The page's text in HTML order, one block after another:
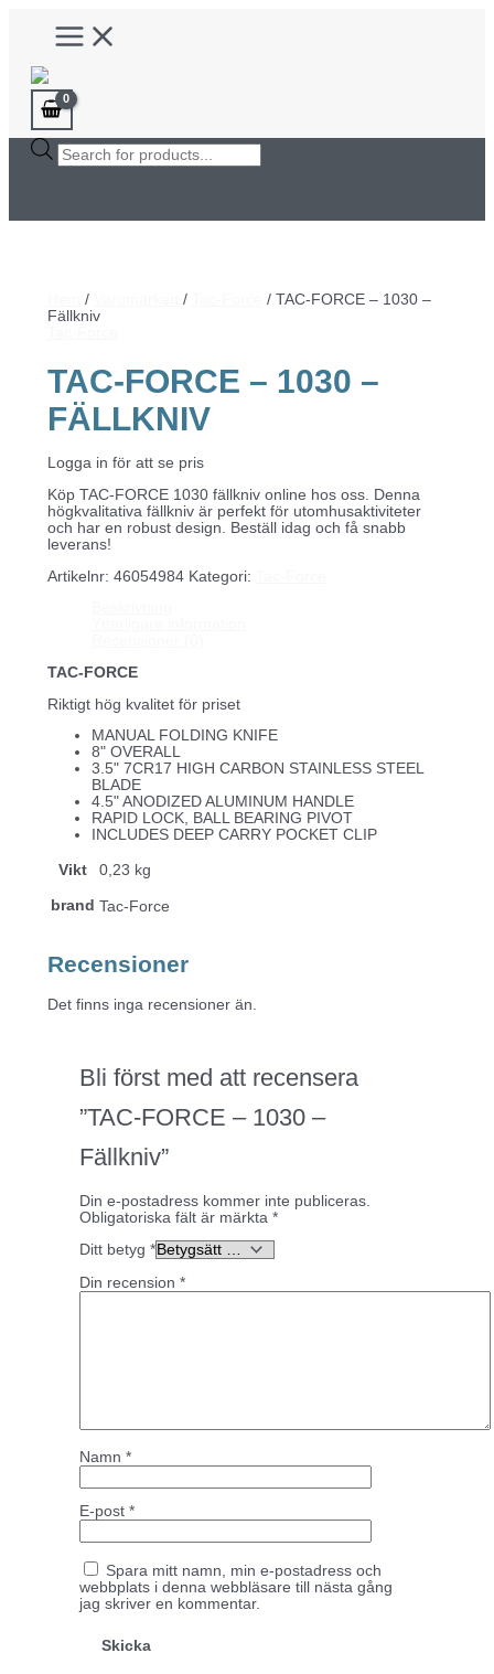
innehåll
Main
Menu
Products
search
/ /
/ TAC-FORCE – 1030 –
Fällkniv
TAC-FORCE – 1030 –
FÄLLKNIV
Logga in för att se pris
Köp TAC-FORCE 1030 fällkniv online hos oss. Denna
högkvalitativa fällkniv är perfekt för utomhusaktiviteter
och har en robust design. Beställ idag och få snabb
leverans!
Artikelnr: 46054984 Kategori:
TAC-FORCE
Riktigt hög kvalitet för priset
MANUAL FOLDING KNIFE
8" OVERALL
3.5" 7CR17 HIGH CARBON STAINLESS STEEL
BLADE
4.5" ANODIZED ALUMINUM HANDLE
RAPID LOCK, BALL BEARING PIVOT
INCLUDES DEEP CARRY POCKET CLIP
Vikt 0,23 kg
brand Tac-Force
Recensioner
Det finns inga recensioner än.
Bli först med att recensera
”TAC-FORCE – 1030 –
Fällkniv”
Din e-postadress kommer inte publiceras.
Obligatoriska fält är märkta *
Ditt betyg *
Din recension *
Namn *
E-post *
Spara mitt namn, min e-postadress och
webbplats i denna webbläsare till nästa gång
jag skriver en kommentar.